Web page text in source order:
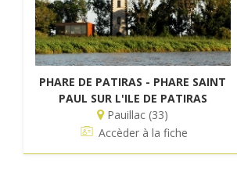
PHARE DE PATIRAS - PHARE SAINT
PAUL SUR L'ILE DE PATIRAS
Pauillac (33)
Accèder à la fiche